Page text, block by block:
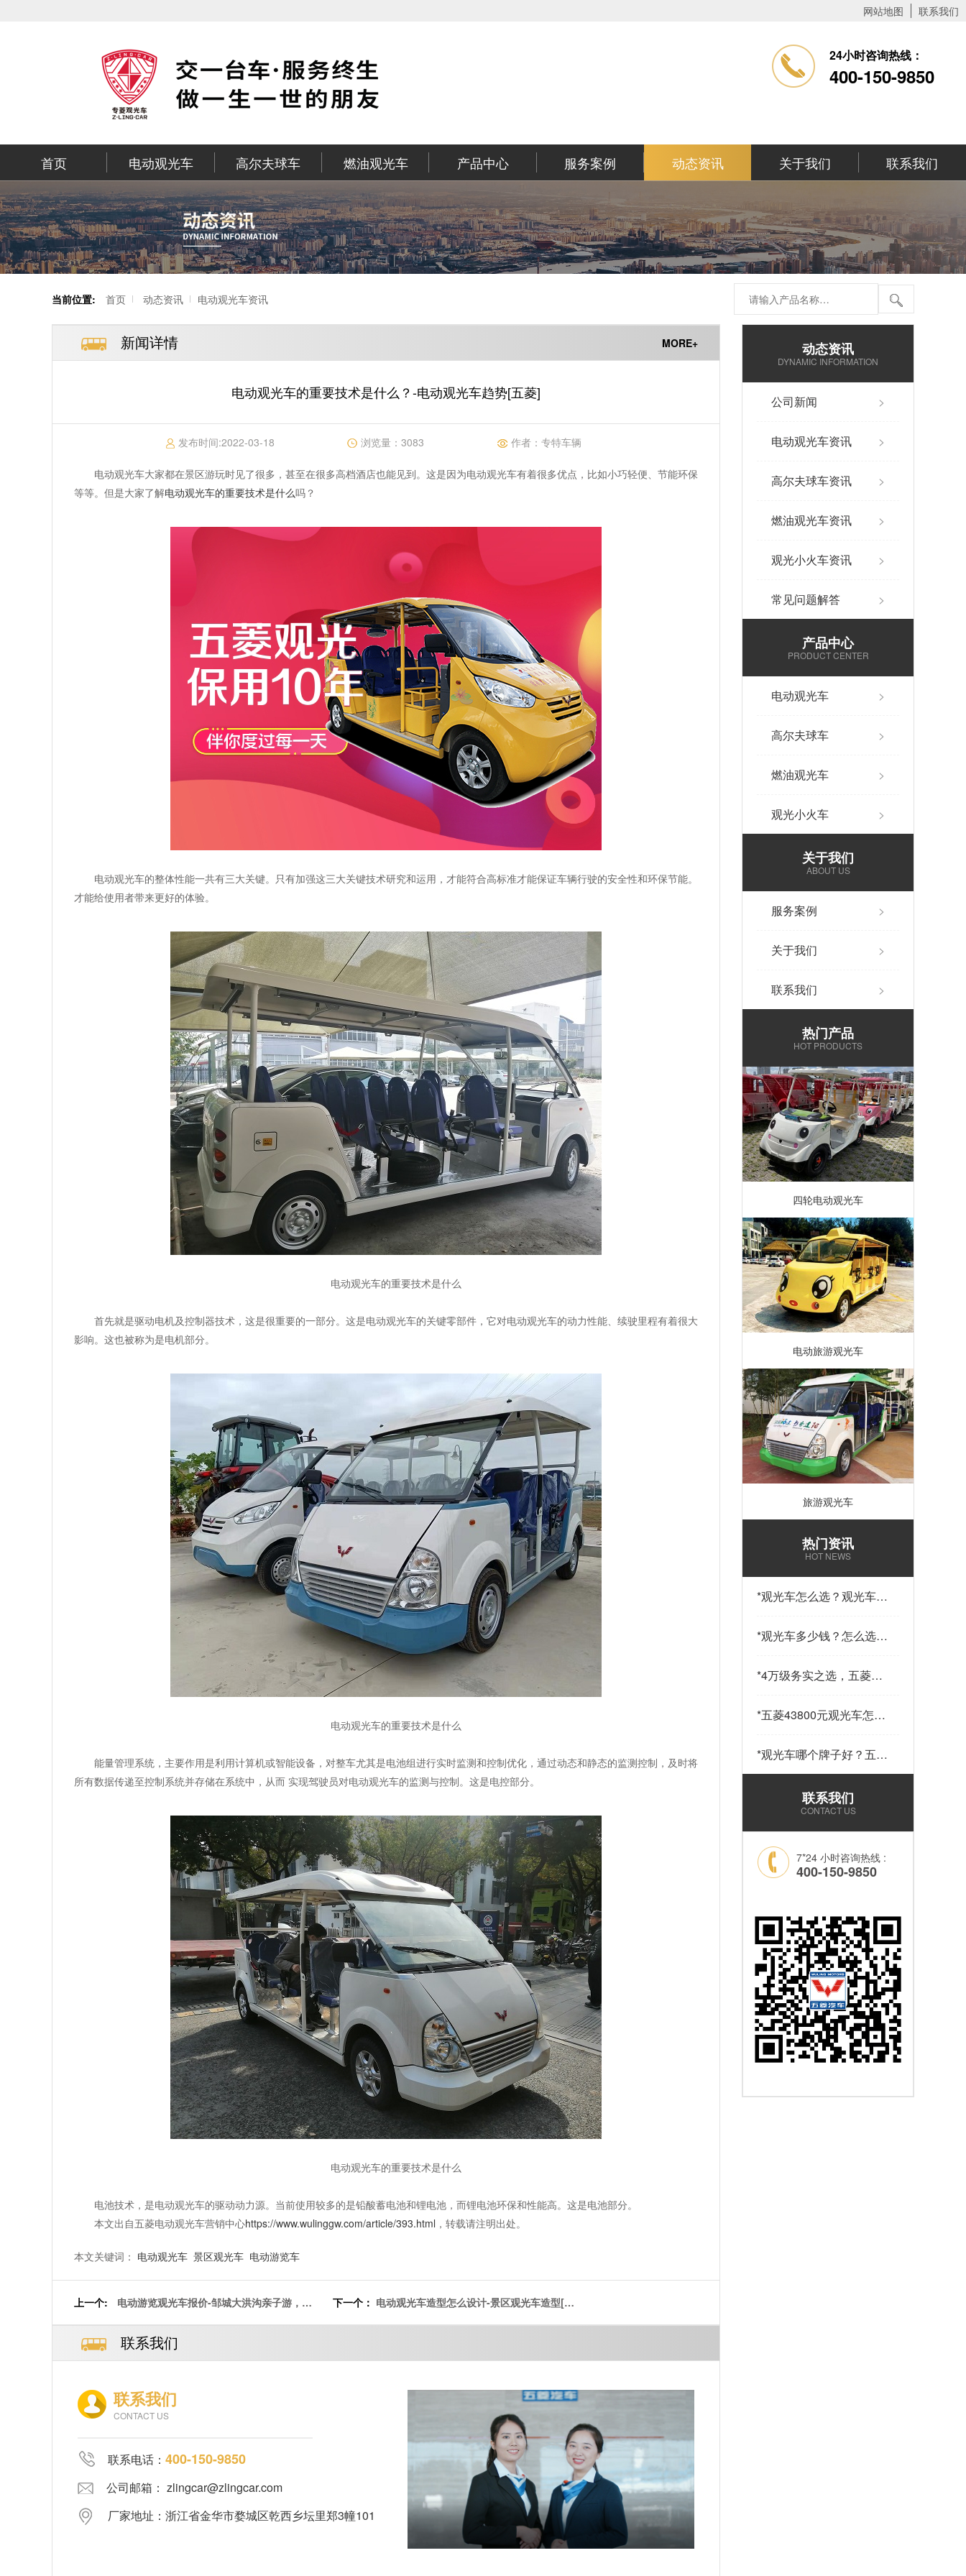
网站地图 联系我们
24小时咨询热线：
400-150-9850
首页 电动观光车 高尔夫球车 燃油观光车 产品中心 服务案例 动态资讯 关于我们 联系我们
当前位置: 首页 动态资讯 电动观光车资讯
新闻详情 MORE+
电动观光车的重要技术是什么？-电动观光车趋势[五菱]
发布时间:2022-03-18 浏览量：3083 作者： 专特车辆
电动观光车大家都在景区游玩时见了很多，甚至在很多高档酒店也能见到。这是因为电动观光车有着很多优点，比如小巧轻便、节能环保
等等。但是大家了解电动观光车的重要技术是什么吗？
电动观光车的整体性能一共有三大关键。只有加强这三大关键技术研究和运用，才能符合高标准才能保证车辆行驶的安全性和环保节能。
才能给使用者带来更好的体验。
电动观光车的重要技术是什么
首先就是驱动电机及控制器技术，这是很重要的一部分。这是电动观光车的关键零部件，它对电动观光车的动力性能、续驶里程有着很大
影响。这也被称为是电机部分。
电动观光车的重要技术是什么
能量管理系统，主要作用是利用计算机或智能设备，对整车尤其是电池组进行实时监测和控制优化，通过动态和静态的监测控制，及时将
所有数据传递至控制系统并存储在系统中，从而 实现驾驶员对电动观光车的监测与控制。这是电控部分。
电动观光车的重要技术是什么
电池技术，是电动观光车的驱动动力源。当前使用较多的是铅酸蓄电池和锂电池，而锂电池环保和性能高。这是电池部分。
本文出自五菱电动观光车营销中心https://www.wulinggw.com/article/393.html ，转载请注明出处。
本文关键词： 电动观光车 景区观光车 电动游览车
上一个:
电动游览观光车报价-邹城大洪沟亲子游，关
下一个： 电动观光车造型怎么设计-景区观光车造型[五
联系我们
联系我们
CONTACT US
联系电话： 400-150-9850
公司邮箱： zlingcar@zlingcar.com
厂家地址：浙江省金华市婺城区乾西乡坛里郑3幢101
动态资讯
DYNAMIC INFORMATION
公司新闻 >
电动观光车资讯 >
高尔夫球车资讯 >
燃油观光车资讯 >
观光小火车资讯 >
常见问题解答 >
产品中心
PRODUCT CENTER
电动观光车 >
高尔夫球车 >
燃油观光车 >
观光小火车 >
关于我们
ABOUT US
服务案例 >
关于我们 >
联系我们 >
热门产品
HOT PRODUCTS
四轮电动观光车
电动旅游观光车
旅游观光车
热门资讯
HOT NEWS
*观光车怎么选？观光车多
14座观光车——购车指南
请查收…
*观光车多少钱？怎么选？
答案…
*4万级务实之选，五菱
与性价比…
*五菱43800元观光车怎么
一公里”接驳更舒心！…
*观光车哪个牌子好？五菱
43800元14座锂电观光车
——选靠谱品牌，看质量
和耐用就够了！…
联系我们
CONTACT US
7*24 小时咨询热线 :
400-150-9850